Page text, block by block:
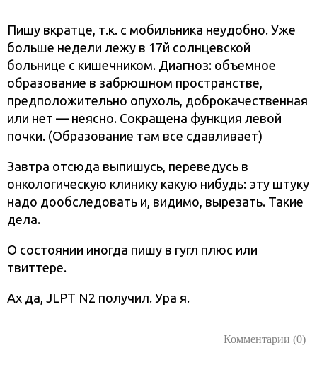
Пишу вкратце, т.к. с мобильника неудобно. Уже
больше недели лежу в 17й солнцевской
больнице с кишечником. Диагноз: объемное
образование в забрюшном пространстве,
предположительно опухоль, доброкачественная
или нет — неясно. Сокращена функция левой
почки. (Образование там все сдавливает)
Завтра отсюда выпишусь, переведусь в
онкологическую клинику какую нибудь: эту штуку
надо дообследовать и, видимо, вырезать. Такие
дела.
О состоянии иногда пишу в гугл плюс или
твиттере.
Ах да, JLPT N2 получил. Ура я.
Комментарии (0)